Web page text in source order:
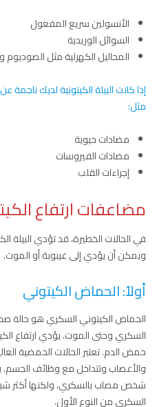
الأنسولين سريع المفعول
السوائل الوريدية
المحاليل الكهرلية مثل الصوديوم
إذا كانت البيلة الكيتونية لديك
مثل:
مضادات حيوية
مضادات الفيروسات
إجراءات القلب
مضاعفات ارتفاع
في الحالات الخطيرة، قد تؤدي البيلة
ويمكن أن يؤدي إلى غيبوبة أو الموت.
أولاً: الحماض الكيتوني
الحماض الكيتوني السكري هو حالة
السكري وحتى الموت. يؤدي ارتفاع
حمض الدم. تعتبر الحالات الحمضية
والأعصاب وتتداخل مع وظائف
شخص مصاب بالسكري، ولكنها أكثر
السكري من النوع الأول.